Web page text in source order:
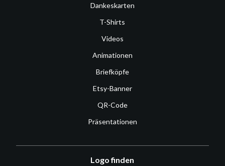
Dankeskarten
T-Shirts
Videos
Animationen
Briefköpfe
Etsy-Banner
QR-Code
Präsentationen
Logo finden